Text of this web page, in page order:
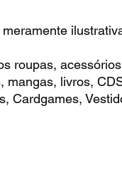
roupas,
mangas, livros,
Cardgames,